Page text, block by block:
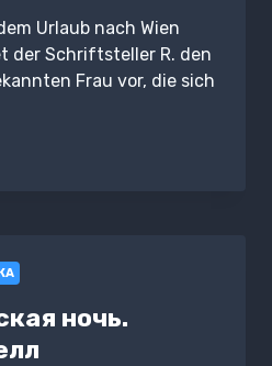
Urlaub nach Wien
der Schriftsteller R. den
Frau vor, die sich
ночь.